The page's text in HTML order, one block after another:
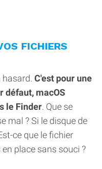
FICHIERS
hasard. C'est pour une
défaut, macOS
le Finder. Que se
mal ? Si le disque de
ce que le fichier
place sans souci ?